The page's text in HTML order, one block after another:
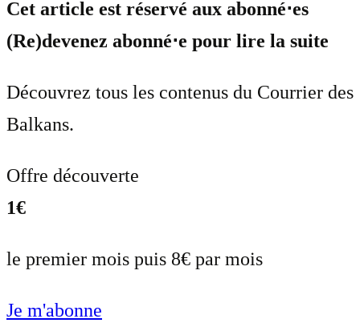
Cet article est réservé aux abonné⋅es
(Re)devenez abonné⋅e pour lire la suite
Découvrez tous les contenus du Courrier des
Balkans.
Offre découverte
1€
le premier mois puis 8€ par mois
Je m'abonne